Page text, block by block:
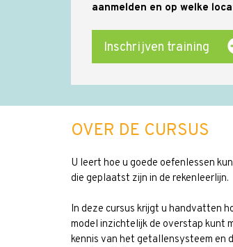
aanmelden en op welke
Inschrijven training
OVER DE CURSUS
U leert hoe u goede oefenlessen
die geplaatst zijn in de rekenleerlijn.
In deze cursus krijgt u handvatten
model inzichtelijk de overstap kunt
kennis van het getallensysteem en